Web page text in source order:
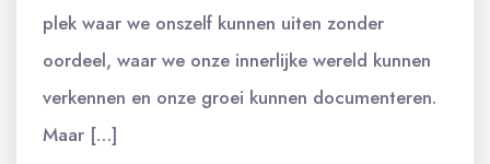
plek waar we onszelf kunnen uiten zonder
oordeel, waar we onze innerlijke wereld kunnen
verkennen en onze groei kunnen documenteren.
Maar […]